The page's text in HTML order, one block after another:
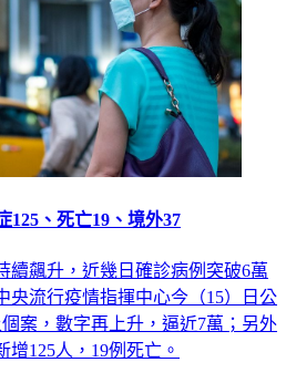
、死亡19、境外37
續飆升，近幾日確診病例突破6萬
央流行疫情指揮中心今（15）日公
案，數字再上升，逼近7萬；另外
125人，19例死亡。